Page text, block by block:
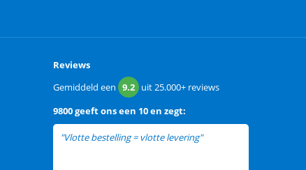
Reviews
Gemiddeld een 9.2 uit25.000+ reviews
9800geeft ons een 10 en zegt:
"Vlotte bestelling = vlotte levering"